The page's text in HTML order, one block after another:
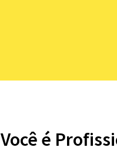
Você é